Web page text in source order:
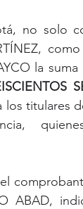
no solo
la suma
titulares
ABAD,